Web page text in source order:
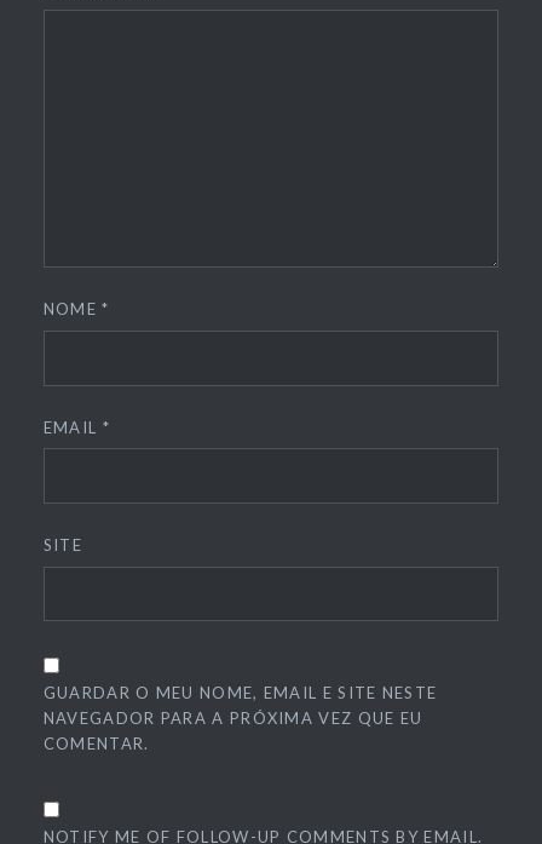
NOME*
EMAIL *
SITE
GUARDAR O MEU NOME, EMAIL E SITE NESTE
NAVEGADOR PARA A PRÓXIMA VEZ QUE EU
COMENTAR.
NOTIFY ME OF FOLLOW-UP COMMENTS BY EMAIL.